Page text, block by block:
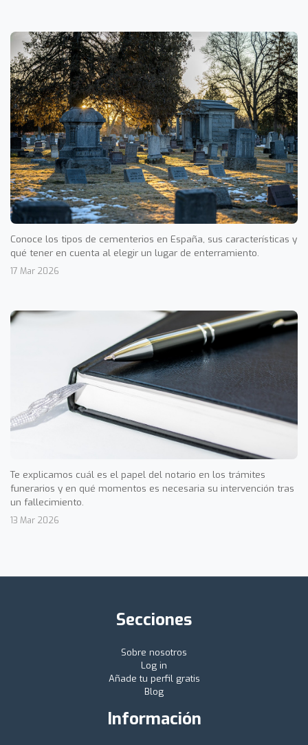
Conoce los tipos de cementerios en España, sus características y
qué tener en cuenta al elegir un lugar de enterramiento.
17 Mar 2026
Te explicamos cuál es el papel del notario en los trámites
funerarios y en qué momentos es necesaria su intervención tras
un fallecimiento.
13 Mar 2026
Secciones
Sobre nosotros
Log in
Añade tu perfil gratis
Blog
Información